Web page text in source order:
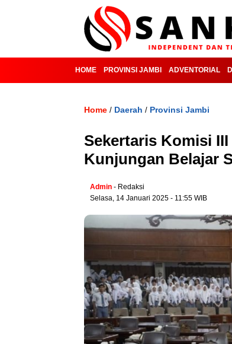
HOME PROVINSI JAMBI ADVENTORIAL
Home / Daerah / Provinsi Jambi
Sekertaris Komisi
Kunjungan Belajar
Admin - Redaksi
Selasa, 14 Januari 2025 - 11:55 WIB